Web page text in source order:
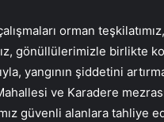
orman
gönüllülerimizle birlikte
yangının şiddetini
ve Karadere
güvenli alanlara tahliye